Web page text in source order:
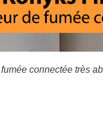
connectée très